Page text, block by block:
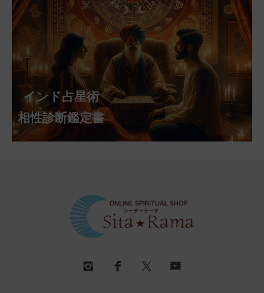
インド占星術
相性診断鑑定書